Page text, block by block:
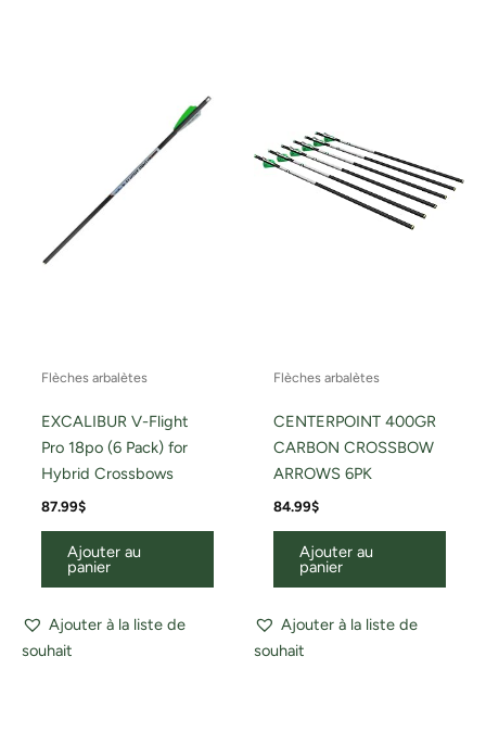
Flèches arbalètes
EXCALIBUR V-Flight
Pro 18po (6 Pack) for
Hybrid Crossbows
87.99$
Ajouter au
panier
Ajouter à la liste de
souhait
Flèches arbalètes
CENTERPOINT 400GR
CARBON CROSSBOW
ARROWS 6PK
84.99$
Ajouter au
panier
Ajouter à la liste de
souhait